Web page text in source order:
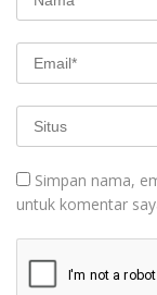
Simpan nama,
untuk komentar